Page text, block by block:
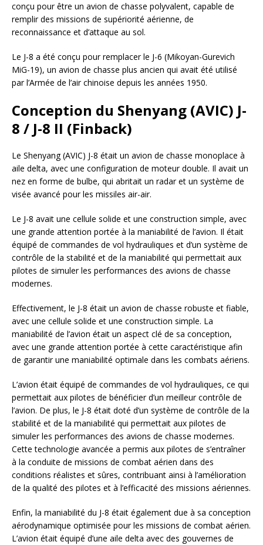
conçu pour être un avion de chasse polyvalent, capable de
remplir des missions de supériorité aérienne, de
reconnaissance et d’attaque au sol.
Le J-8 a été conçu pour remplacer le J-6 (Mikoyan-Gurevich
MiG-19), un avion de chasse plus ancien qui avait été utilisé
par l’Armée de l’air chinoise depuis les années 1950.
Conception du Shenyang (AVIC) J-
8 / J-8 II (Finback)
Le Shenyang (AVIC) J-8 était un avion de chasse monoplace à
aile delta, avec une configuration de moteur double. Il avait un
nez en forme de bulbe, qui abritait un radar et un système de
visée avancé pour les missiles air-air.
Le J-8 avait une cellule solide et une construction simple, avec
une grande attention portée à la maniabilité de l’avion. Il était
équipé de commandes de vol hydrauliques et d’un système de
contrôle de la stabilité et de la maniabilité qui permettait aux
pilotes de simuler les performances des avions de chasse
modernes.
Effectivement, le J-8 était un avion de chasse robuste et fiable,
avec une cellule solide et une construction simple. La
maniabilité de l’avion était un aspect clé de sa conception,
avec une grande attention portée à cette caractéristique afin
de garantir une maniabilité optimale dans les combats aériens.
L’avion était équipé de commandes de vol hydrauliques, ce qui
permettait aux pilotes de bénéficier d’un meilleur contrôle de
l’avion. De plus, le J-8 était doté d’un système de contrôle de la
stabilité et de la maniabilité qui permettait aux pilotes de
simuler les performances des avions de chasse modernes.
Cette technologie avancée a permis aux pilotes de s’entraîner
à la conduite de missions de combat aérien dans des
conditions réalistes et sûres, contribuant ainsi à l’amélioration
de la qualité des pilotes et à l’efficacité des missions aériennes.
Enfin, la maniabilité du J-8 était également due à sa conception
aérodynamique optimisée pour les missions de combat aérien.
L’avion était équipé d’une aile delta avec des gouvernes de